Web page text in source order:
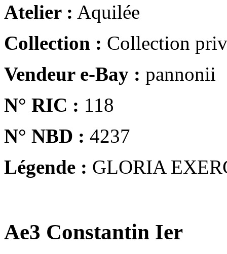
Atelier : Aquilée
Collection : Collection
Vendeur e-Bay : pannonii
N° RIC : 118
N° NBD : 4237
Légende : GLORIA
Ae3 Constantin Ier